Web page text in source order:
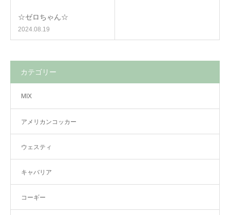
☆ゼロちゃん☆
2024.08.19
カテゴリー
MIX
アメリカンコッカー
ウェスティ
キャバリア
コーギー